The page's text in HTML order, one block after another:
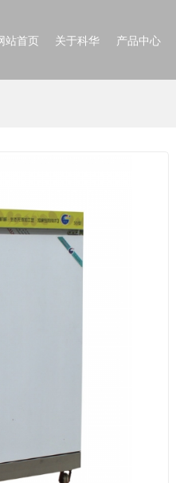
站首页 关于科华 产品中心